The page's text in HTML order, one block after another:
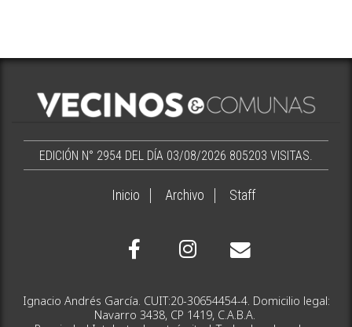
EDICIÓN N° 2954 DEL DÍA 03/08/2026 805203 VISITAS.
Inicio Archivo Staff
Ignacio Andrés García. CUIT:20-30654454-4. Domicilio legal:
Navarro 3438, CP 1419, C.A.B.A.